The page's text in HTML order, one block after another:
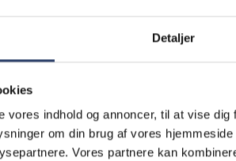
Detaljer
vores indhold og annoncer, til at vise
om din brug af vores
Vores partnere kan
BWT
Afkalkningsfilter